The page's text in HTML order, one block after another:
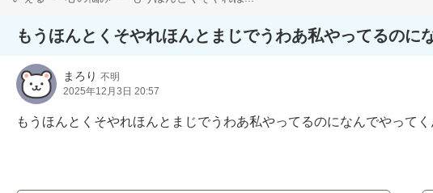
もうほんとくそやれほんとまじでうわあ私やってるのに
まろり 不明
2025年12月3日 20:57
もうほんとくそやれほんとまじでうわあ私やってるのになんでやって